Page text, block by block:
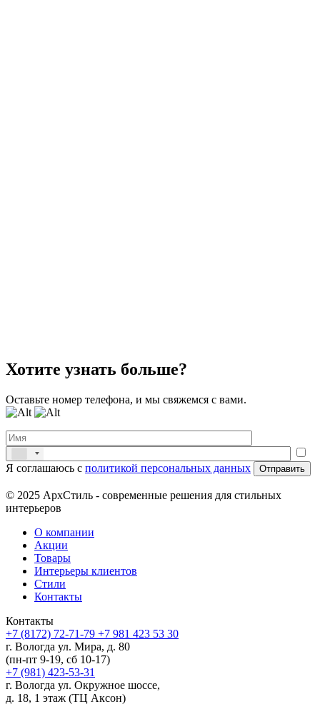
Хотите узнать больше?
Оставьте номер телефона, и мы свяжемся с вами.
Я соглашаюсь с политикой персональных данных
© 2025 АрхСтиль - современные решения для стильных
интерьеров
О компании
Акции
Товары
Интерьеры клиентов
Стили
Контакты
Контакты
+7 (8172) 72-71-79 +7 981 423 53 30
г. Вологда ул. Мира, д. 80
(пн-пт 9-19, сб 10-17)
+7 (981) 423-53-31
г. Вологда ул. Окружное шоссе,
д. 18, 1 этаж (ТЦ Аксон)